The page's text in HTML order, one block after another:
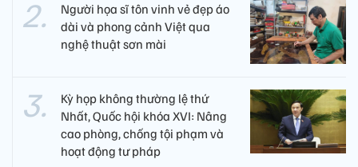
Người họa sĩ tôn vinh vẻ đẹp áo
dài và phong cảnh Việt qua
nghệ thuật sơn mài
Kỳ họp không thường lệ thứ
Nhất, Quốc hội khóa XVI: Nâng
cao phòng, chống tội phạm và
hoạt động tư pháp